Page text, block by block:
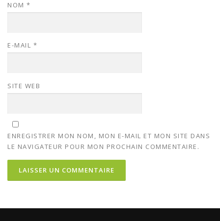
NOM *
E-MAIL *
SITE WEB
ENREGISTRER MON NOM, MON E-MAIL ET MON SITE DANS
LE NAVIGATEUR POUR MON PROCHAIN COMMENTAIRE.